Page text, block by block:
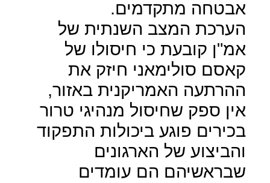
אבטחה מתקדמים.
הערכת המצב השנתית של
אמ"ן קובעת כי חיסולו של
קאסם סולימאני חיזק את
ההרתעה האמריקנית באזור,
אין ספק שחיסול מנהיגי טרור
בכירים פוגע ביכולות התפקוד
והביצוע של הארגונים
שבראשיהם הם עומדים